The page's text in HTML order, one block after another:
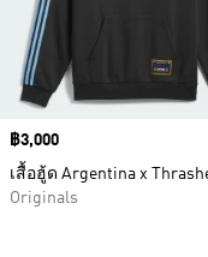
Price
฿3,000
เสื้อฮู้ด Argentina x
Originals